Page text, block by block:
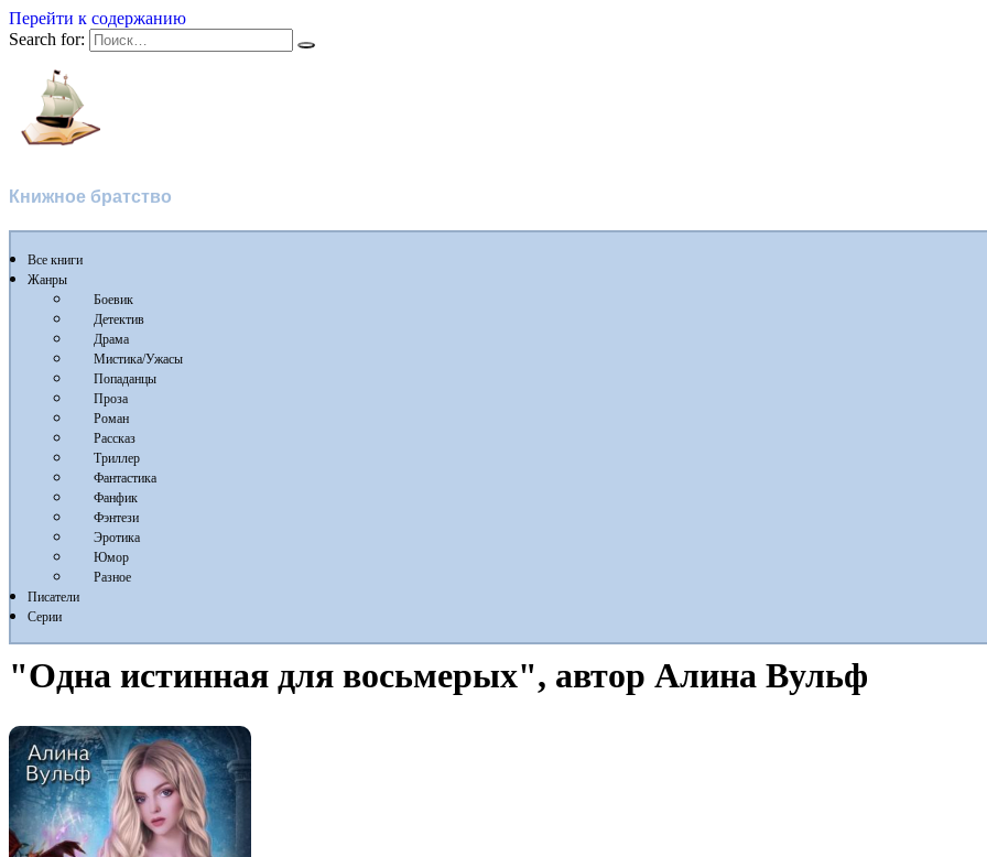
Перейти к содержанию
Search for:
Книжное братство
Все книги
Жанры
Боевик
Детектив
Драма
Мистика/Ужасы
Попаданцы
Проза
Роман
Рассказ
Триллер
Фантастика
Фанфик
Фэнтези
Эротика
Юмор
Разное
Писатели
Серии
"Одна истинная для восьмерых", автор Алина Вульф